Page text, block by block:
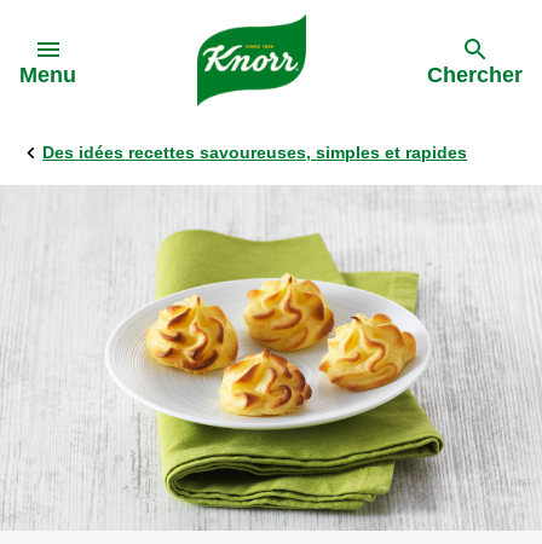
Menu Chercher
Des idées recettes savoureuses, simples et rapides